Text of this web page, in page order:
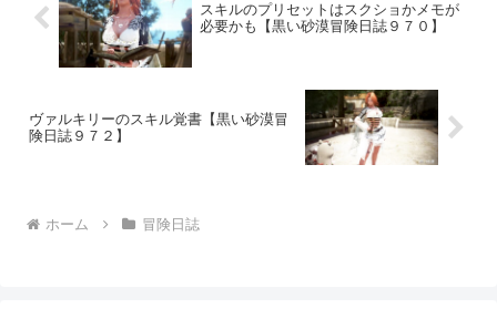
スキルのプリセットはスクショかメモが
必要かも【黒い砂漠冒険日誌９７０】
ヴァルキリーのスキル覚書【黒い砂漠冒
険日誌９７２】
ホーム 冒険日誌